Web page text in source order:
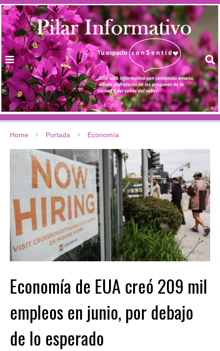
Home Portada Economía
Economía de EUA creó 209 mil
empleos en junio, por debajo
de lo esperado